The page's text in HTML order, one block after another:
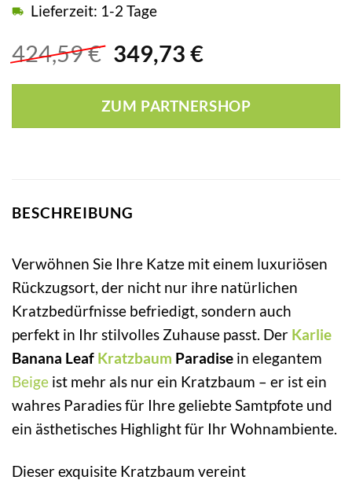
424,59€ Ursprünglicher
war:
424,59 €
349,73 €Aktueller
ist:
349,73 €.
Lieferzeit: 1-2 Tage
ZUM PARTNERSHOP
BESCHREIBUNG
Verwöhnen Sie Ihre Katze mit einem luxuriösen
Rückzugsort, der nicht nur ihre natürlichen
Kratzbedürfnisse befriedigt, sondern auch
perfekt in Ihr stilvolles Zuhause passt. Der Karlie
Banana Leaf Kratzbaum Paradise in elegantem
Beige ist mehr als nur ein Kratzbaum – er ist ein
wahres Paradies für Ihre geliebte Samtpfote und
ein ästhetisches Highlight für Ihr Wohnambiente.
Dieser exquisite Kratzbaum vereint